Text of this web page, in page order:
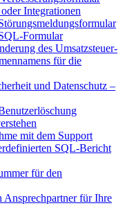
Integrationen
Formular
des Umsatzsteuer-
für die
und Datenschutz –
mit dem Support
SQL-Bericht
für den
für Ihre